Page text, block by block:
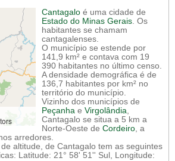
Cantagalo é uma cidade de
Estado do Minas Gerais. Os
habitantes se chamam
cantagalenses.
O município se estende por
141,9 km² e contava com 19
390 habitantes no último censo.
A densidade demográfica é de
136,7 habitantes por km² no
território do município.
Vizinho dos municípios de
Peçanha e Virgolândia,
Cantagalo se situa a 5 km a
Norte-Oeste de Cordeiro, a
arredores.
altitude, de Cantagalo tem as seguintes
Latitude: 21° 58' 51'' Sul, Longitude: